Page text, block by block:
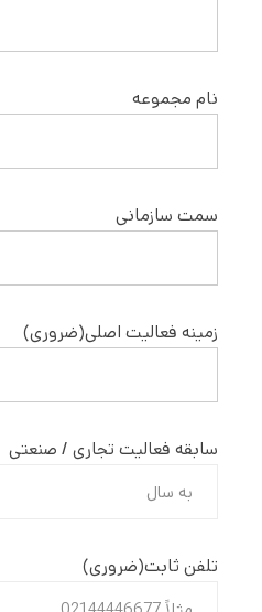
نام مجموعه
سمت سازمانی
زمینه فعالیت اصلی(ضروری)
سابقه فعالیت تجاری / صنعتی
تلفن ثابت(ضروری)